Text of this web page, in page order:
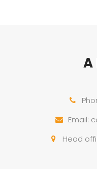
A
Email:
Head